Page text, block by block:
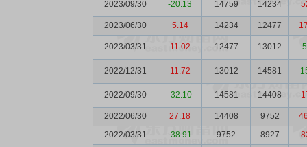
2023/09/30 -20.13 14759 14234
2023/06/30 5.14 14234 12477
2023/03/31 11.02 12477 13012 -
2022/12/31 11.72 13012 14581 -
2022/09/30 -32.10 14581 14408
2022/06/30 27.18 14408 9752
2022/03/31
-38.91 9752 8927